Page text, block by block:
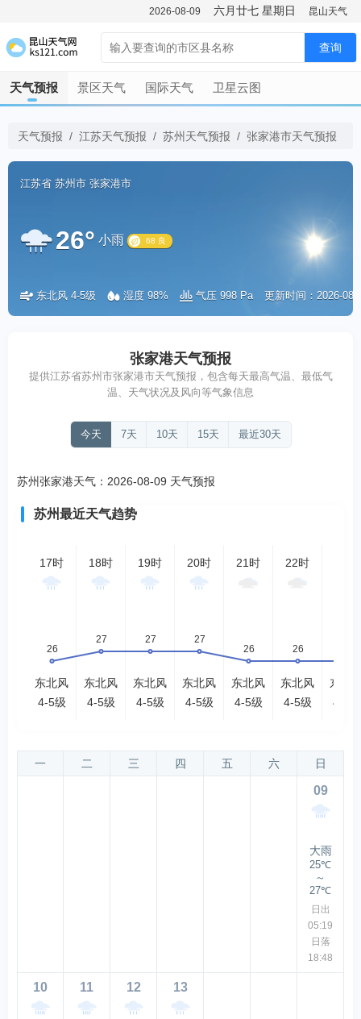
2026-08-09 六月廿七 星期日 昆山天气
查询
天气预报 景区天气 国际天气 卫星云图
天气预报 / 江苏天气预报 / 苏州天气预报 / 张家港市天气预报
江苏省 苏州市 张家港市
26° 小雨
东北风 4-5级 湿度 98% 气压 998 Pa 更新时间：2026-08-
张家港天气预报
提供江苏省苏州市张家港市天气预报，包含每天最高气温、最低气
温、天气状况及风向等气象信息
今天 7天 10天 15天 最近30天
苏州张家港天气：2026-08-09 天气预报
苏州最近天气趋势
17时
东北风
4-5级
18时
东北风
4-5级
19时
东北风
4-5级
20时
东北风
4-5级
21时
东北风
4-5级
22时
东北风
4-5级
东北
4-5级
一 二 三 四 五 六 日
09
大雨
25℃
～
27℃
日出
05:19
日落
18:48
10 11 12 13